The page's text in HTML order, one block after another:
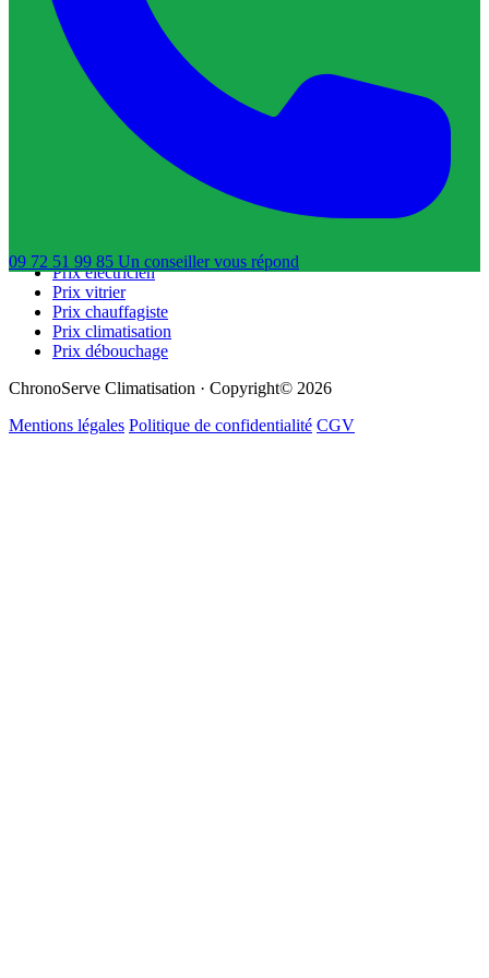
09 72 51 99 85 Un conseillervous répond
Trouver un serrurier
Trouver un électricien
Trouver un vitrier
Trouver un chauffagiste
Trouver un dératiseur
Trouver un déboucheur de canalisation
Trouver un réparateur de volets roulants
Prix serrurier
Prix électricien
Prix vitrier
Prix chauffagiste
Prix climatisation
Prix débouchage
ChronoServe Climatisation · Copyright© 2026
Mentions légales Politique de confidentialité CGV